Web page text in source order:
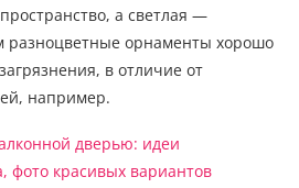
а светлая —
разноцветные орнаменты хорошо
в отличие от
например.